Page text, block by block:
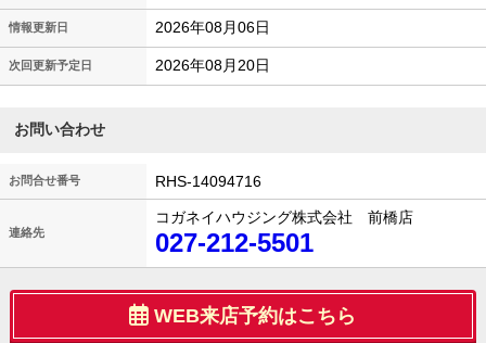
情報更新日 2026年08月06日
次回更新予定日 2026年08月20日
お問い合わせ
お問合せ番号 RHS-14094716
連絡先
コガネイハウジング株式会社 前橋店
027-212-5501
WEB来店予約はこちら